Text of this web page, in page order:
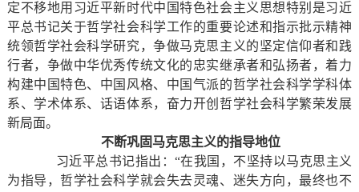
定不移地用习近平新时代中国特色社会主义思想特别是习近
平总书记关于哲学社会科学工作的重要论述和指示批示精神
统领哲学社会科学研究，争做马克思主义的坚定信仰者和践
行者，争做中华优秀传统文化的忠实继承者和弘扬者，着力
构建中国特色、中国风格、中国气派的哲学社会科学学科体
系、学术体系、话语体系，奋力开创哲学社会科学繁荣发展
新局面。
不断巩固马克思主义的指导地位
习近平总书记指出：“在我国，不坚持以马克思主义
为指导，哲学社会科学就会失去灵魂、迷失方向，最终也不